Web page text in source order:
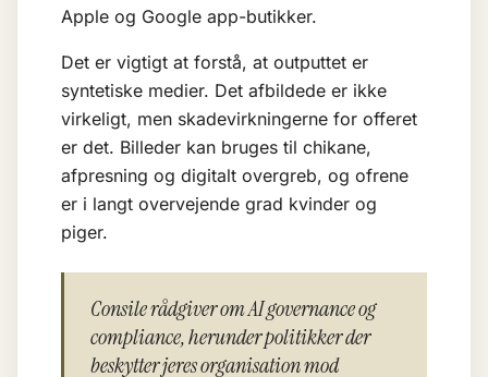
Apple og Google app-butikker.
Det er vigtigt at forstå, at outputtet er
syntetiske medier. Det afbildede er ikke
virkeligt, men skadevirkningerne for offeret
er det. Billeder kan bruges til chikane,
afpresning og digitalt overgreb, og ofrene
er i langt overvejende grad kvinder og
piger.
Consile rådgiver om AI governance og
compliance, herunder politikker der
beskytter jeres organisation mod